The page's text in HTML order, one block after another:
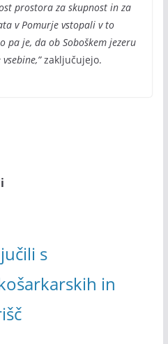
prostora za skupnost in za
v Pomurje vstopali v to
pa je, da ob Soboškem jezeru
zaključujejo.
s
in